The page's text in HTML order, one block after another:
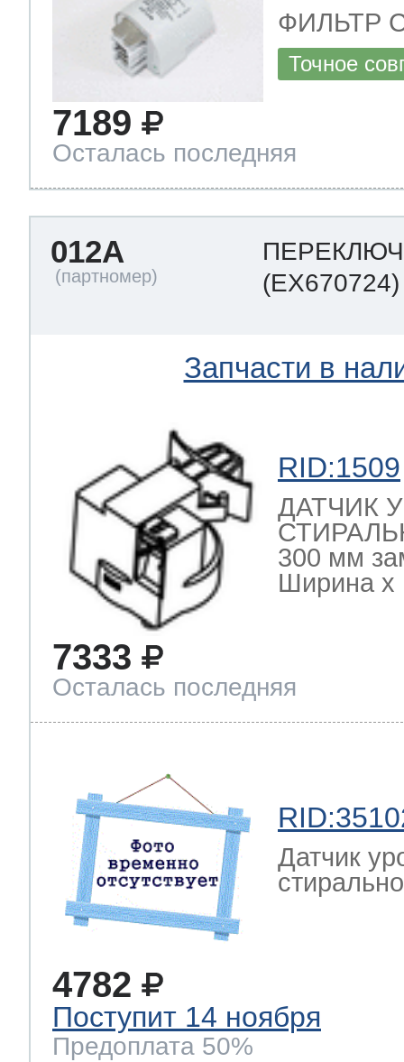
ФИЛЬТР
Точное
7189
Осталась последняя
012A
(EX670724)
Запчасти в
RID:1509
ДАТЧИК
300 мм
Ширина х
7333
Осталась последняя
Датчик
4782
Поступит 14 ноября
Предоплата 50%